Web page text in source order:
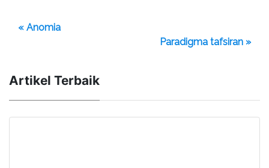
« Anomia
Paradigma tafsiran »
Artikel Terbaik